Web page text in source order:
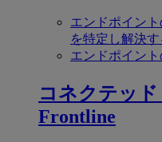
エンドポイン
を特定し解決す
エンドポイン
コネクテッ
Frontline